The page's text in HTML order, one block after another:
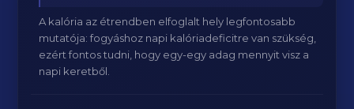
A kalória az étrendben elfoglalt hely legfontosabb
mutatója: fogyáshoz napi kalóriadeficitre van szükség,
ezért fontos tudni, hogy egy-egy adag mennyit visz a
napi keretből.